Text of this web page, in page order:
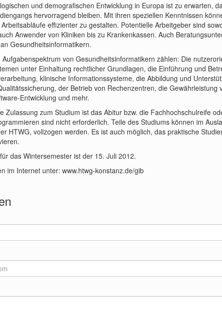
und demografischen Entwicklung in Europa ist zu erwarten,
hervorragend bleiben. Mit ihren speziellen Kenntnissen
effizienter zu gestalten. Potentielle Arbeitgeber sind
Anwender von Kliniken bis zu Krankenkassen. Auch
Gesundheitsinformatikern.
von Gesundheitsinformatikern zählen: Die
unter Einhaltung rechtlicher Grundlagen, die Einführung und
klinische Informationssysteme, die Abbildung und
der Betrieb von Rechenzentren, die Gewährleistung
Entwicklung und mehr.
Zulassung zum Studium ist das Abitur bzw. die Fachhochschulreife
sind nicht erforderlich. Teile des Studiums können im
HTWG, vollzogen werden. Es ist auch möglich, das praktische
das Wintersemester ist der 15. Juli 2012.
im Internet unter: www.htwg-konstanz.de/gib